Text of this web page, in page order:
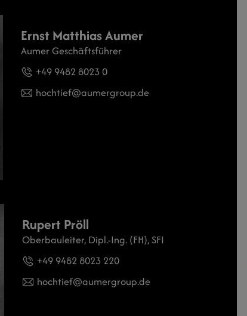
Ernst Matthias Aumer
Aumer Geschäftsführer
+49 9482 8023 0
hochtief
aumergroup.de
Rupert Pröll
Oberbauleiter, Dipl.-Ing. (FH), SFI
+49 9482 8023 220
hochtief
aumergroup.de